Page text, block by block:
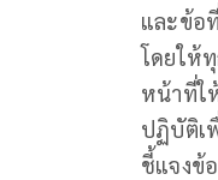
และข้อ
โดยให้
หน้าที่ใ
ปฏิบัติเ
ชี้แจงข้